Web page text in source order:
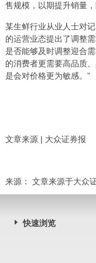
售规模，以期提升销量
某生鲜行业从业人士对
的运营业态提出了调整
是否能够及时调整迎合
的消费者更需要高品质
是会对价格更为敏感。”
文章来源 | 大众证券报
来源： 文章来源于大众
快速浏览